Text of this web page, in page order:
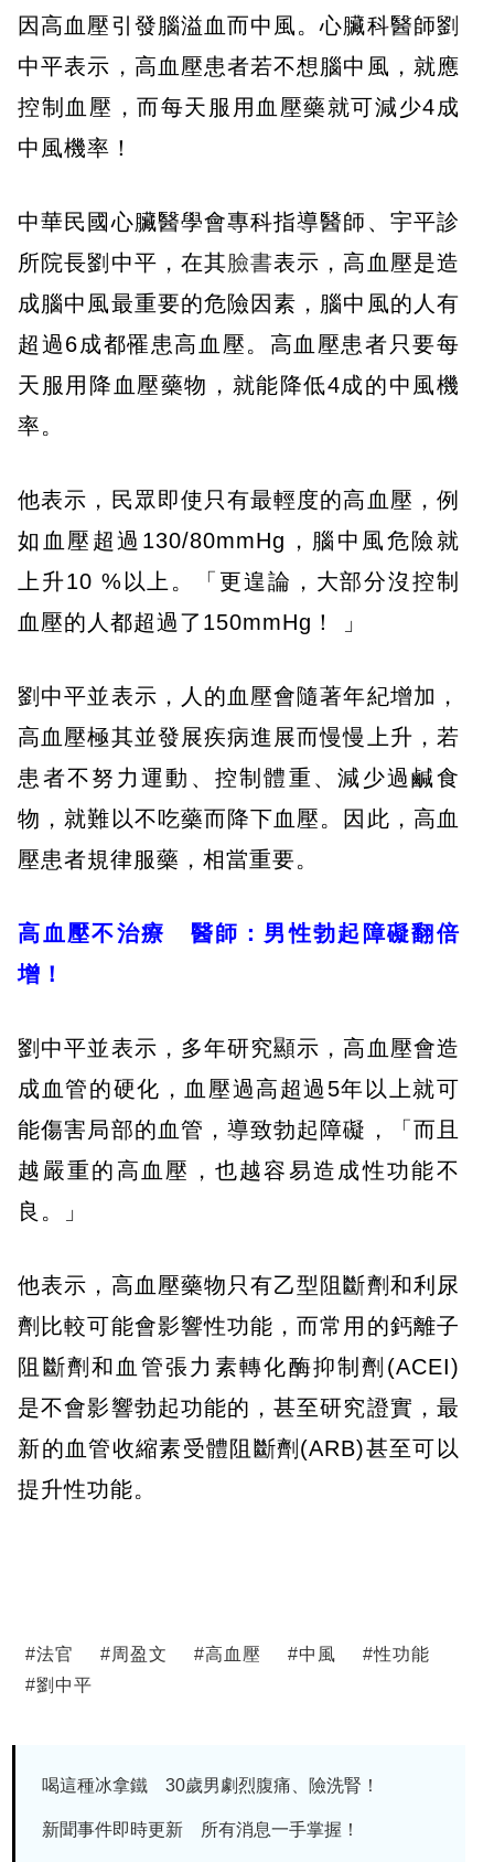
因高血壓引發腦溢血而中風。心臟科醫師劉
中平表示，高血壓患者若不想腦中風，就應
控制血壓，而每天服用血壓藥就可減少4成
中風機率！
中華民國心臟醫學會專科指導醫師、宇平診
所院長劉中平，在其臉書表示，高血壓是造
成腦中風最重要的危險因素，腦中風的人有
超過6成都罹患高血壓。高血壓患者只要每
天服用降血壓藥物，就能降低4成的中風機
率。
他表示，民眾即使只有最輕度的高血壓，例
如血壓超過130/80mmHg，腦中風危險就
上升10 %以上。「更遑論，大部分沒控制
血壓的人都超過了150mmHg！ 」
劉中平並表示，人的血壓會隨著年紀增加，
高血壓極其並發展疾病進展而慢慢上升，若
患者不努力運動、控制體重、減少過鹹食
物，就難以不吃藥而降下血壓。因此，高血
壓患者規律服藥，相當重要。
高血壓不治療 醫師：男性勃起障礙翻倍
增！
劉中平並表示，多年研究顯示，高血壓會造
成血管的硬化，血壓過高超過5年以上就可
能傷害局部的血管，導致勃起障礙，「而且
越嚴重的高血壓，也越容易造成性功能不
良。」
他表示，高血壓藥物只有乙型阻斷劑和利尿
劑比較可能會影響性功能，而常用的鈣離子
阻斷劑和血管張力素轉化酶抑制劑(ACEI)
是不會影響勃起功能的，甚至研究證實，最
新的血管收縮素受體阻斷劑(ARB)甚至可以
提升性功能。
#法官 #周盈文 #高血壓 #中風 #性功能
#劉中平
喝這種冰拿鐵 30歲男劇烈腹痛、險洗腎！
新聞事件即時更新 所有消息一手掌握！